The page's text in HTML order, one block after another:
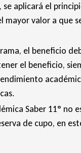
se aplicará el
valor a que
el beneficio
el beneficio,
Saber 11° no
de cupo, en